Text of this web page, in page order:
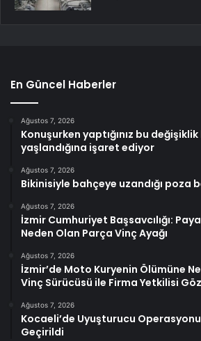
En Güncel Haberler
Ağustos 7, 2026
Konuşurken yaptığınız bu
yaşlandığına işaret ediyor
Ağustos 7, 2026
Bikinisiyle bahçeye uzandığı poza
Ağustos 7, 2026
İzmir Cumhuriyet Başsavcılığı:
Neden Olan Parça Vinç Ayağı
Ağustos 7, 2026
İzmir’de Moto Kuryenin Ölümüne
Vinç Sürücüsü ile Firma Yetkilisi
Ağustos 7, 2026
Kocaeli’de Uyuşturucu
Geçirildi